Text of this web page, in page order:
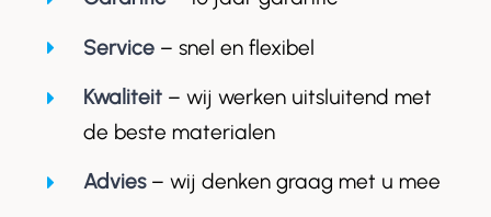
Service – snel en flexibel
Kwaliteit– wij werken uitsluitend met
de beste materialen
Advies– wij denken graag met u mee